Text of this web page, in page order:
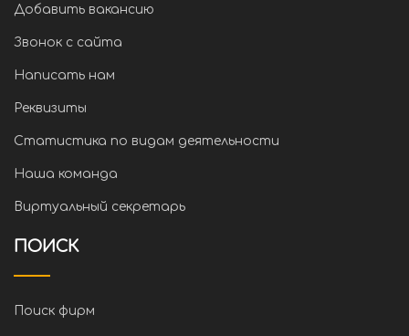
Добавить вакансию
Звонок с сайта
Написать нам
Реквизиты
Статистика по видам деятельности
Наша команда
Виртуальный секретарь
ПОИСК
Поиск фирм